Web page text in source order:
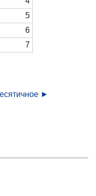
5
6
7
►